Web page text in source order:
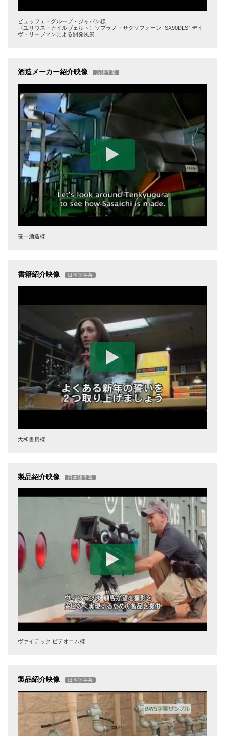
ビュッフェ・グループ・ジャパン様
〈ユリウス・カイルヴェルト〉ソプラノ・サクソフォーン “SX90DLS” デイ
ヴ・リーブマンによる開発風景
酒造メーカー紹介映像 英語字幕
笹一酒造様
書籍紹介映像 日本語字幕
大和書房様
製品紹介映像 日本語字幕
ヴァイテック ビデオコム様
製品紹介映像 日本語字幕